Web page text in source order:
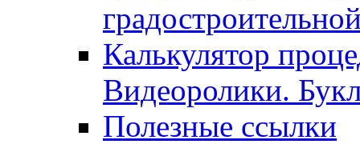
Калькулятор
Видеоролики.
Полезные ссылки